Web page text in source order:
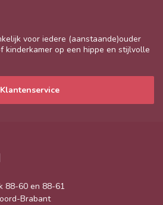
voor iedere (aanstaande)ouder
kinderkamer op een hippe en stijlvolle
Klantenservice
88-60 en 88-61
Brabant